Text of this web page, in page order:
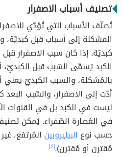
تصنيف أسباب الاصفرار
تُصنّف الأسباب التي تُؤدّي
المشكلة إلى أسباب قبل كبديّة،
كبديّة. إذا كان سبب الاصفرار
الكبد يُسمّى السّبب قبل الكبديّ،
بالمُشكلة، والسبب الكبديّ
أدّت إلى الاصفرار، والسّبب
ليست في الكبد بل في القنوات
في العُصارة الصّفراء. يُمكن
حسب نوع البيليروبين المُرتفع،
مُقترن أو مُقترن).[٤]